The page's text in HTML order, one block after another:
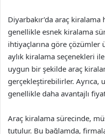
Diyarbakır’da araç
genellikle esnek kiralama
ihtiyaçlarına göre çözümler
aylık kiralama seçenekleri
uygun bir şekilde araç
gerçekleştirebilirler. Ayrıca,
genellikle daha avantajlı
Araç kiralama sürecinde,
tutulur. Bu bağlamda,